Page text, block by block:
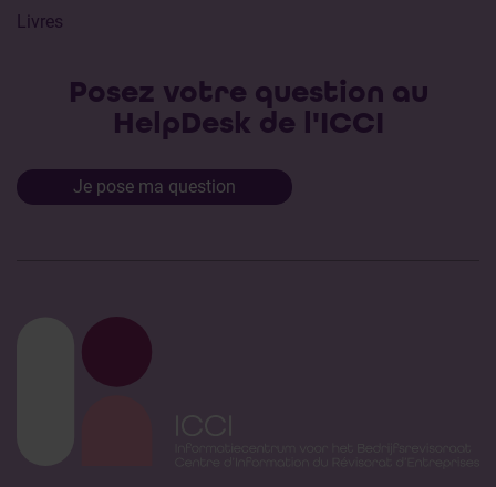
Livres
Posez votre question au
HelpDesk de l'ICCI
Je pose ma question